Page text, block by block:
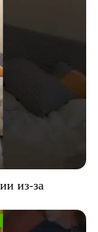
из-за